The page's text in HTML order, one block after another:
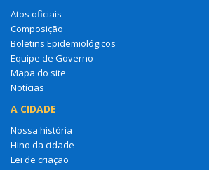
Atos oficiais
Composição
Boletins Epidemiológicos
Equipe de Governo
Mapa do site
Notícias
A CIDADE
Nossa história
Hino da cidade
Lei de criação